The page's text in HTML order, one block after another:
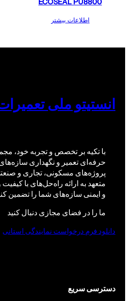
ECOSEAL PU8800
اطلاعات بیشتر
انستیتو ملی
با تکیه بر تخصص و تجربه خود،
حرفه‌ای تعمیر و نگهداری سازه‌های
پروژه‌های مسکونی، تجاری و
متعهد به ارائه راه‌حل‌های با کیفیت
و ایمنی سازه‌های شما را تضمین
ما را در فضای مجازی دنبال کنید
دانلود فرم درخواست نمایندگی استانی
دسترسی سریع